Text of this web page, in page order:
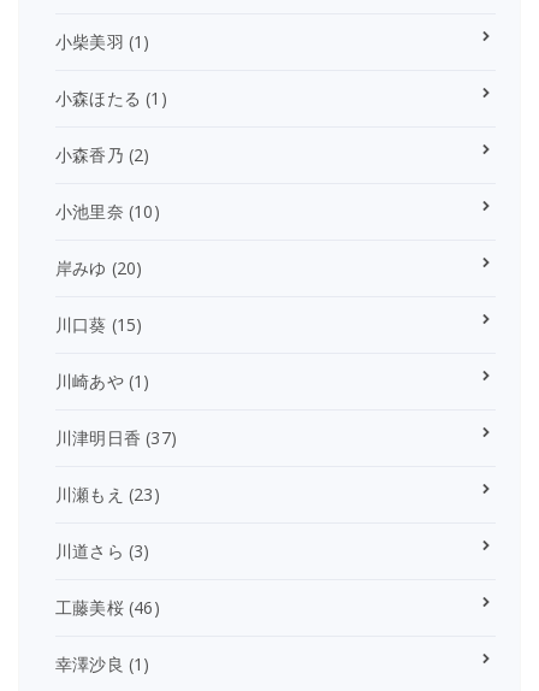
小柴美羽 (1)
小森ほたる (1)
小森香乃 (2)
小池里奈 (10)
岸みゆ (20)
川口葵 (15)
川崎あや(1)
川津明日香 (37)
川瀬もえ (23)
川道さら (3)
工藤美桜(46)
幸澤沙良 (1)